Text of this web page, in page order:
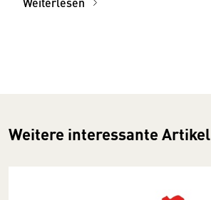
Weitere interessante Artikel